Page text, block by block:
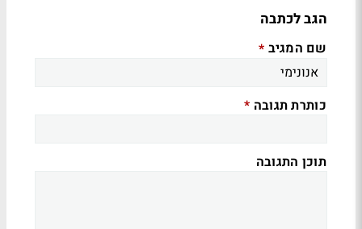
הגב לכתבה
שם המגיב *
כותרת תגובה *
תוכן התגובה